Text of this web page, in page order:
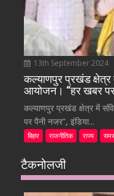
13th September 2024
कल्याणपुर प्रखंड
आयोजन। “हर खबर पर
कल्याणपुर प्रखंड क्षेत्र में
पर पैनी नजर”, इंडिया...
बिहार राजनीतिक राज्य
टैकनोलजी